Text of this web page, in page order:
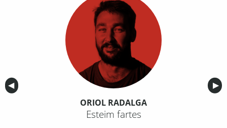
Anterior
◀︎ ▶︎
ORIOL RADALGA
Esteim fartes